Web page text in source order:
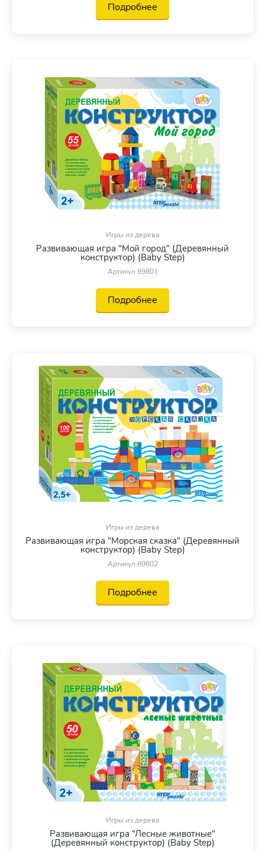
Подробнее
Игры из дерева
Развивающая игра "Мой город" (Деревянный
конструктор) (Baby Step)
Артикул 89801
Подробнее
Игры из дерева
Развивающая игра "Морская сказка" (Деревянный
конструктор) (Baby Step)
Артикул 89802
Подробнее
Игры из дерева
Развивающая игра "Лесные животные"
(Деревянный конструктор) (Baby Step)